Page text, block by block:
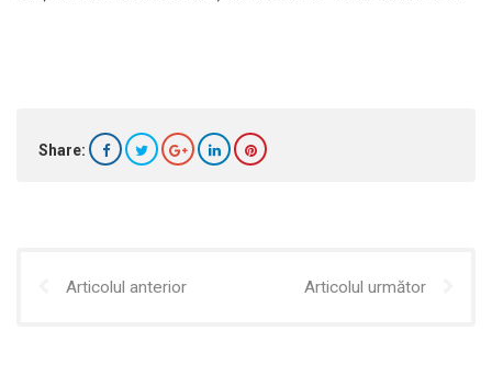
Share:
Articolul anterior Articolul următor